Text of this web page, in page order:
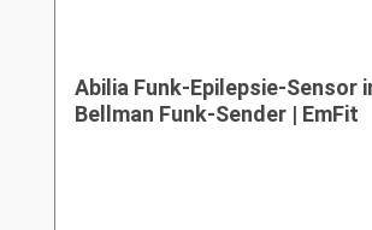
Abilia Funk-Epilepsie-Sensor
Bellman Funk-Sender | EmFit